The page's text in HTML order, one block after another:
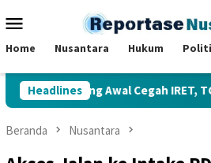
ke
Mobile
Home Nusantara Hukum
Headlines
Benteng Awal Cegah IRET, TCC,
Beranda Nusantara